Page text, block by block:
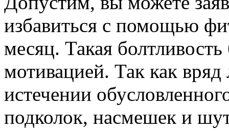
избавиться с помощью
месяц. Такая
мотивацией. Так как
истечении
подколок, насмешек и